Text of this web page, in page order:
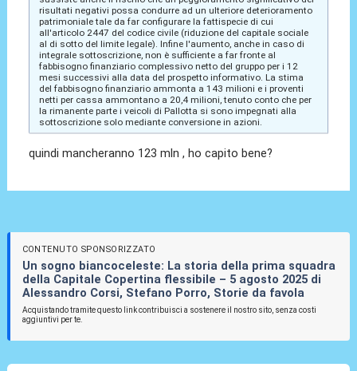
risultati negativi possa condurre ad un ulteriore deterioramento
patrimoniale tale da far configurare la fattispecie di cui
all'articolo 2447 del codice civile (riduzione del capitale sociale
al di sotto del limite legale). Infine l'aumento, anche in caso di
integrale sottoscrizione, non è sufficiente a far fronte al
fabbisogno finanziario complessivo netto del gruppo per i 12
mesi successivi alla data del prospetto informativo. La stima
del fabbisogno finanziario ammonta a 143 milioni e i proventi
netti per cassa ammontano a 20,4 milioni, tenuto conto che per
la rimanente parte i veicoli di Pallotta si sono impegnati alla
sottoscrizione solo mediante conversione in azioni.
quindi mancheranno 123 mln , ho capito bene?
CONTENUTO SPONSORIZZATO
Un sogno biancoceleste: La storia della prima squadra
della Capitale Copertina flessibile – 5 agosto 2025 di
Alessandro Corsi, Stefano Porro, Storie da favola
Acquistando tramite questo link contribuisci a sostenere il nostro sito, senza costi
aggiuntivi per te.